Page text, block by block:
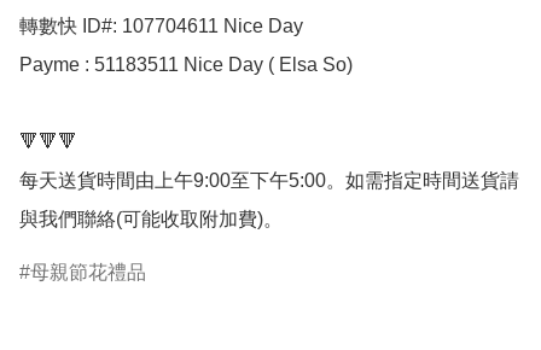
轉數快 ID#: 107704611 Nice Day
Payme : 51183511 Nice Day ( Elsa So)
🔻🔻🔻
每天送貨時間由上午9:00至下午5:00。如需指定時間送貨請
與我們聯絡(可能收取附加費)。
母親節花禮品